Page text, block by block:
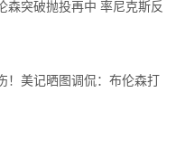
森突破抛投再中 率尼克斯反
！美记晒图调侃：布伦森打